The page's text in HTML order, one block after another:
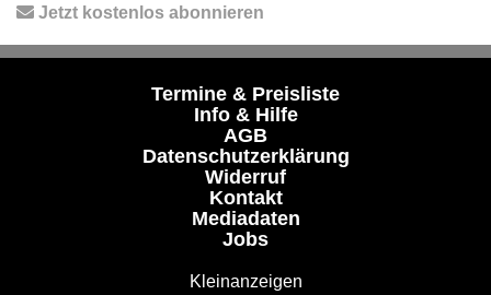
Jetzt kostenlos abonnieren
Termine & Preisliste
Info & Hilfe
AGB
Datenschutzerklärung
Widerruf
Kontakt
Mediadaten
Jobs
Kleinanzeigen